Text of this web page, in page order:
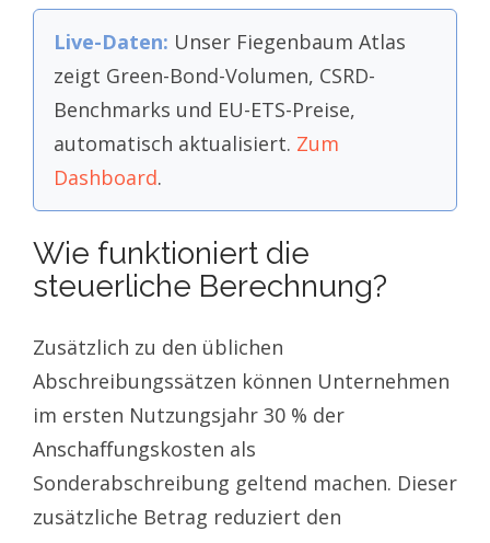
Live-Daten: Unser Fiegenbaum Atlas
zeigt Green-Bond-Volumen, CSRD-
Benchmarks und EU-ETS-Preise,
automatisch aktualisiert. Zum
Dashboard.
Wie funktioniert die
steuerliche Berechnung?
Zusätzlich zu den üblichen
Abschreibungssätzen können Unternehmen
im ersten Nutzungsjahr 30 % der
Anschaffungskosten als
Sonderabschreibung geltend machen. Dieser
zusätzliche Betrag reduziert den